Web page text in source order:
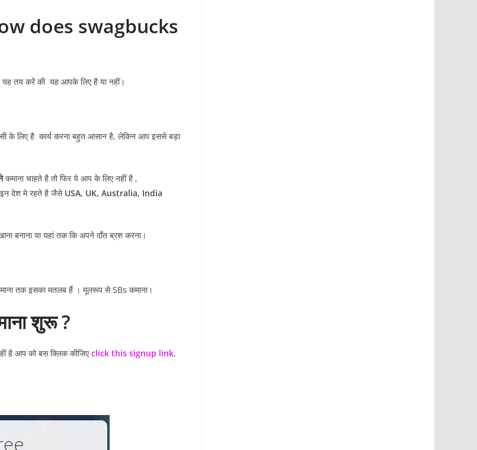
does swagbucks
तय करें की यह आपके लिए है या नहीं।
के लिए है कार्य करना बहुत आसान है, लेकिन आप इससे बड़ा
कमाना चाहते है तो फिर ये आप के लिए नहीं है ,
देश मे रहते है जैसे USA, UK, Australia, India
बनाना या यहां तक कि अपने दाँत ब्रश करना।
तक इसका मतलब हैं । मूलरूप से SBs कमाना।
शुरू ?
है आप को बस क्लिक कीजिए click this signup link,